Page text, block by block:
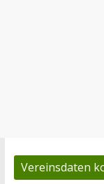
Vereinsdaten